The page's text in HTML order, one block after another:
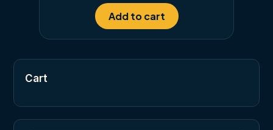
Add to cart
Cart